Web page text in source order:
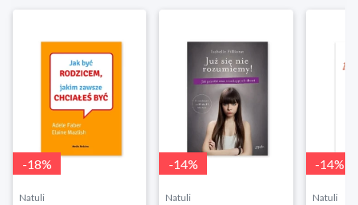
-18%
Natuli
-14%
Natuli
-14%
Natuli